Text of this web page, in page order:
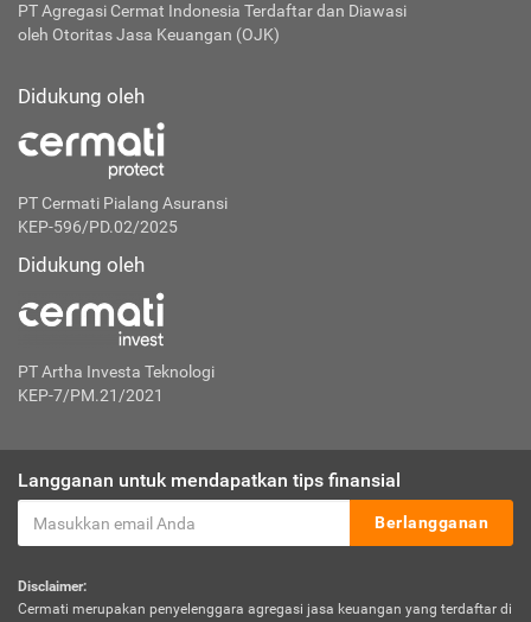
PT Agregasi Cermat Indonesia Terdaftar dan Diawasi
oleh Otoritas Jasa Keuangan (OJK)
Didukung oleh
PT Cermati Pialang Asuransi
KEP-596/PD.02/2025
Didukung oleh
PT Artha Investa Teknologi
KEP-7/PM.21/2021
Langganan untuk mendapatkan tips finansial
Berlangganan
Disclaimer:
Cermati merupakan penyelenggara agregasi jasa keuangan yang terdaftar di